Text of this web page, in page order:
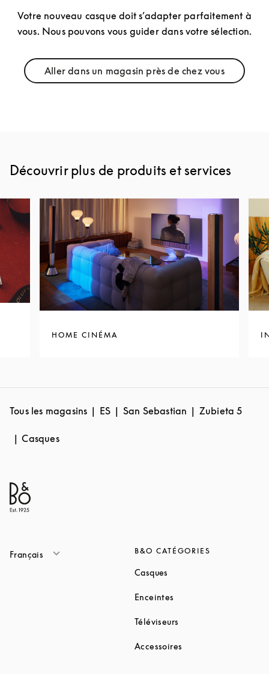
Votre nouveau casque doit s’adapter parfaitement à
vous. Nous pouvons vous guider dans votre sélection.
Aller dans un magasin près de chez vous
Link Opens in New Tab
Découvrir plus de produits et services
HOME CINÉMA
Tous les magasins ES San Sebastian Zubieta 5
Casques
Français B&O CATÉGORIES
Casques
Enceintes
Téléviseurs
Accessoires